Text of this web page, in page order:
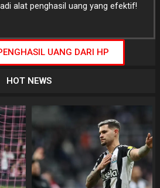
alat penghasil uang yang efektif!
UANG DARI HP
HOT NEWS